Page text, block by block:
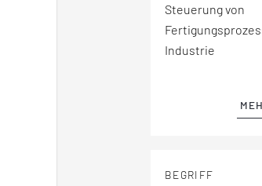
Steuerung von
Industrie
BEGRIFF